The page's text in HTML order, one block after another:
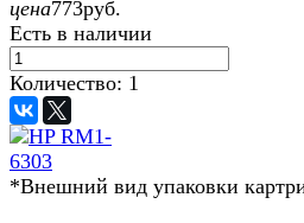
цена773руб.
Есть в наличии
Количество: 1
*Внешний вид упаковки